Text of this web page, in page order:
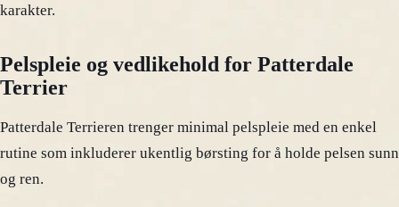
karakter.
Pelspleie og vedlikehold for Patterdale
Terrier
Patterdale Terrieren trenger minimal pelspleie med en enkel
rutine som inkluderer ukentlig børsting for å holde pelsen sunn
og ren.